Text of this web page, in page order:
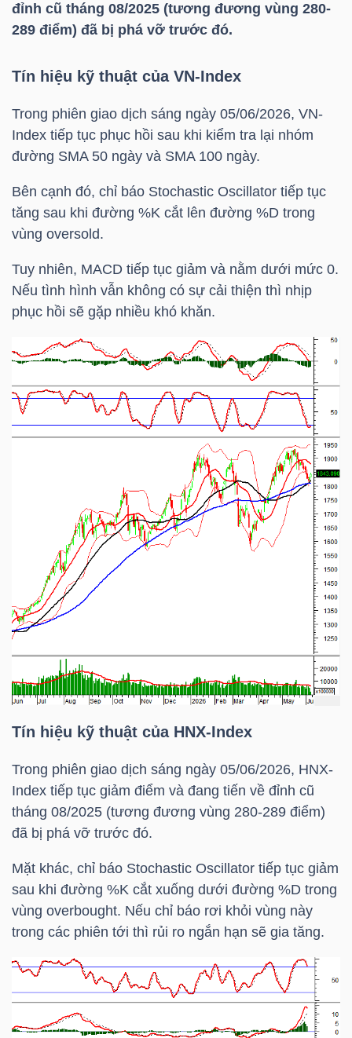
đỉnh cũ tháng 08/2025 (tương đương vùng 280-
289 điểm) đã bị phá vỡ trước đó.
Tín hiệu kỹ thuật của VN-Index
Trong phiên giao dịch sáng ngày 05/06/2026, VN-
Index tiếp tục phục hồi sau khi kiểm tra lại nhóm
đường SMA 50 ngày và SMA 100 ngày.
Bên cạnh đó, chỉ báo Stochastic Oscillator tiếp tục
tăng sau khi đường %K cắt lên đường %D trong
vùng oversold.
Tuy nhiên, MACD tiếp tục giảm và nằm dưới mức 0.
Nếu tình hình vẫn không có sự cải thiện thì nhịp
phục hồi sẽ gặp nhiều khó khăn.
Tín hiệu kỹ thuật của HNX-Index
Trong phiên giao dịch sáng ngày 05/06/2026, HNX-
Index tiếp tục giảm điểm và đang tiến về đỉnh cũ
tháng 08/2025 (tương đương vùng 280-289 điểm)
đã bị phá vỡ trước đó.
Mặt khác, chỉ báo Stochastic Oscillator tiếp tục giảm
sau khi đường %K cắt xuống dưới đường %D trong
vùng overbought. Nếu chỉ báo rơi khỏi vùng này
trong các phiên tới thì rủi ro ngắn hạn sẽ gia tăng.
SẢN
TÀI
HÓA
KINH
DƯƠNG
CHÍNH
CÁ
NHÂN
PHÂN
TÍCH
VIETSTOCKFINANCE
VĨ
MÔ
NGÀNH